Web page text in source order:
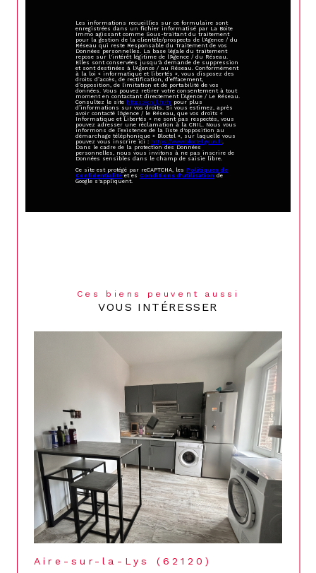
Les informations recueillies sur ce formulaire sont
enregistrées dans un fichier informatisé par La Boite
Immo agissant comme Sous-traitant du traitement
pour la gestion de la clientèle/prospects de l'Agence / du
Réseau qui reste Responsable du Traitement de vos
Données personnelles. La base légale du traitement
repose sur l'intérêt légitime de l'Agence / du Réseau.
Elles sont conservées jusqu'à demande de suppression
et sont destinées à l'Agence / au Réseau. Conformément
à la loi « informatique et libertés », vous disposez des
droits d’accès, de rectification, d’effacement,
d’opposition, de limitation et de portabilité de vos
données. Vous pouvez retirer votre consentement à tout
moment en contactant directement l’Agence / Le Réseau.
Consultez le site https://cnil.fr/fr pour plus
d’informations sur vos droits. Si vous estimez, après
avoir contacté l'Agence / le Réseau, que vos droits «
Informatique et Libertés » ne sont pas respectés, vous
pouvez adresser une réclamation à la CNIL. Nous vous
informons de l’existence de la liste d'opposition au
démarchage téléphonique « Bloctel », sur laquelle vous
pouvez vous inscrire ici : https://www.bloctel.gouv.fr.
Dans le cadre de la protection des Données
personnelles, nous vous invitons à ne pas inscrire de
Données sensibles dans le champ de saisie libre.
Ce site est protégé par reCAPTCHA, lesPolitiques de
Confidentialité et esConditions d'utilisation de
Google s'appliquent.
Ces biens peuvent aussi
VOUS INTÉRESSER
Aire-sur-la-Lys (62120)